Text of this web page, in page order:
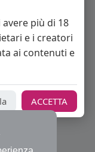
Mercatino
Blog
Condizioni d'uso
Sviluppatori
più di 18
e i creatori
ai contenuti e
ACCETTA